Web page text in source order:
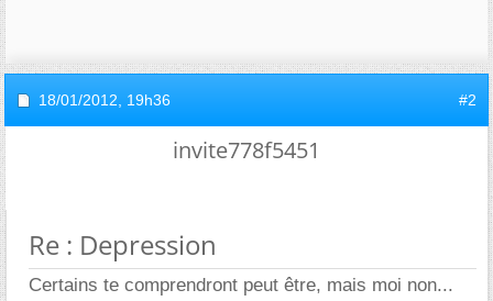
18/01/2012, 19h36 #2
invite778f5451
Re : Depression
Certains te comprendront peut être, mais moi non...